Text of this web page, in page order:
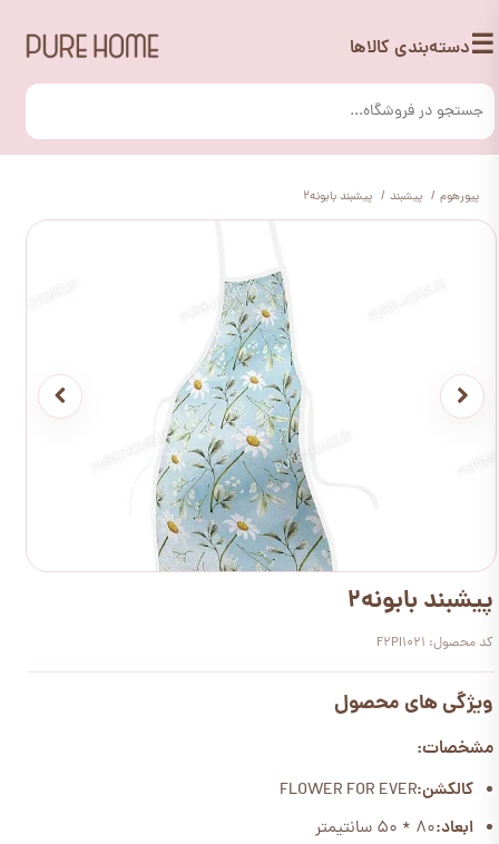
☰دسته‌بندی کالاها
پیورهوم پیشبند پیشبند بابونه2
پیشبند بابونه2
کد محصول: F2PI1021
ویژگی های محصول
مشخصات:
کالکشن:FLOWER FOR EVER
ابعاد:80 * 50 سانتیمتر